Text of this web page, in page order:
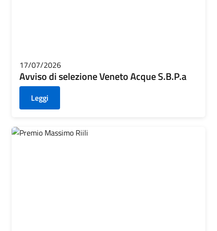
17/07/2026
Avviso di selezione Veneto Acque S.B.P.a
Leggi